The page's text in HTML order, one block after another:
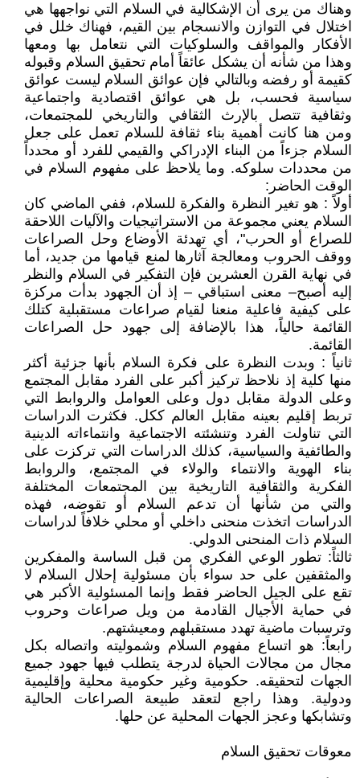
وهناك من يرى أن الإشكالية في السلام التي نواجهها هي
اختلال في التوازن والانسجام بين القيم، فهناك خلل في
الأفكار والمواقف والسلوكيات التي نتعامل بها ومعها
وهذا من شأنه أن يشكل عائقاً أمام تحقيق السلام وقبوله
كقيمة أو رفضه وبالتالي فإن عوائق السلام ليست عوائق
سياسية فحسب، بل هي عوائق اقتصادية واجتماعية
وثقافية تتصل بالإرث الثقافي والتاريخي للمجتمعات،
ومن هنا كانت أهمية بناء ثقافة للسلام تعمل على جعل
السلام جزءاً من البناء الإدراكي والقيمي للفرد أو محدداً
من محددات سلوكه. وما يلاحظ على مفهوم السلام في
الوقت الحاضر:
أولاً : هو تغير النظرة والفكرة للسلام، ففي الماضي كان
السلام يعني مجموعة من الاستراتيجيات والآليات اللاحقة
للصراع أو الحرب"، أي تهدئة الأوضاع وحل الصراعات
ووقف الحروب ومعالجة آثارها لمنع قيامها من جديد، أما
في نهاية القرن العشرين فإن التفكير في السلام والنظر
إليه أصبح– معنى استباقي – إذ أن الجهود بدأت مركزة
على كيفية فاعلية منعنا لقيام صراعات مستقبلية كتلك
القائمة حالياً، هذا بالإضافة إلى جهود حل الصراعات
القائمة.
ثانياً : وبدت النظرة على فكرة السلام بأنها جزئية أكثر
منها كلية إذ نلاحظ تركيز أكبر على الفرد مقابل المجتمع
وعلى الدولة مقابل دول وعلى العوامل والروابط التي
تربط إقليم بعينه مقابل العالم ككل. فكثرت الدراسات
التي تناولت الفرد وتنشئته الاجتماعية وانتماءاته الدينية
والطائفية والسياسية، كذلك الدراسات التي تركزت على
بناء الهوية والانتماء والولاء في المجتمع، والروابط
الفكرية والثقافية التاريخية بين المجتمعات المختلفة
والتي من شأنها أن تدعم السلام أو تقوضه، فهذه
الدراسات اتخذت منحنى داخلي أو محلي خلافاً لدراسات
السلام ذات المنحنى الدولي.
ثالثاً: تطور الوعي الفكري من قبل الساسة والمفكرين
والمثقفين على حد سواء بأن مسئولية إحلال السلام لا
تقع على الجيل الحاضر فقط وإنما المسئولية الأكبر هي
في حماية الأجيال القادمة من ويل صراعات وحروب
وترسبات ماضية تهدد مستقبلهم ومعيشتهم.
رابعاً: هو اتساع مفهوم السلام وشموليته واتصاله بكل
مجال من مجالات الحياة لدرجة يتطلب فيها جهود جميع
الجهات لتحقيقه. حكومية وغير حكومية محلية وإقليمية
ودولية. وهذا راجع لتعقد طبيعة الصراعات الحالية
وتشابكها وعجز الجهات المحلية عن حلها.
معوقات تحقيق السلام